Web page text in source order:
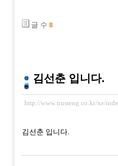
글 수 8
김선춘 입니다.
http://www.trusteng.co.kr/xe/
김선춘 입니다.